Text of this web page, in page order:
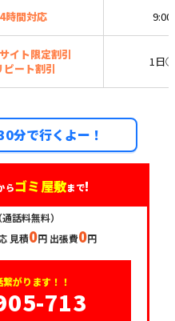
時間対応 9:00
イト限定割引
ピート割引
1日
分で行くよー！
らゴミ屋敷まで!
話料無料）
見積0円 出張費0円
がります！！
713